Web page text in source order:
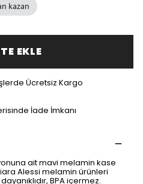
kazan
EKLE
Ücretsiz Kargo
İade İmkanı
ait mavi melamin kase
Alessi melamin ürünleri
BPA içermez.